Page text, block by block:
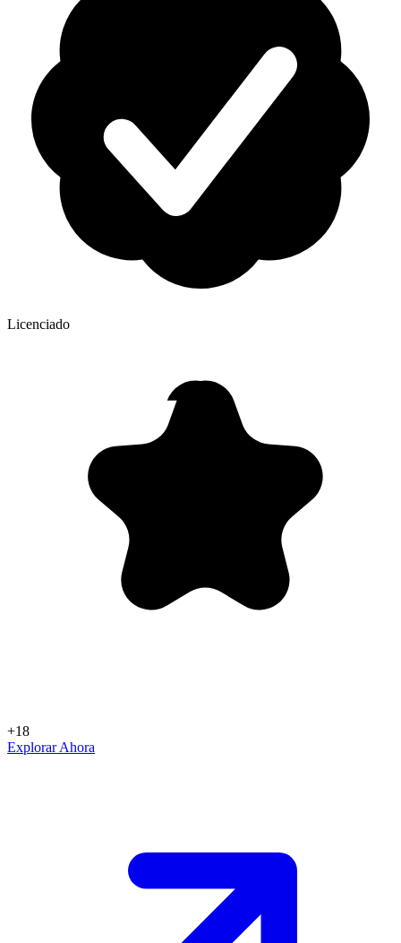
Licenciado
+18
Explorar Ahora